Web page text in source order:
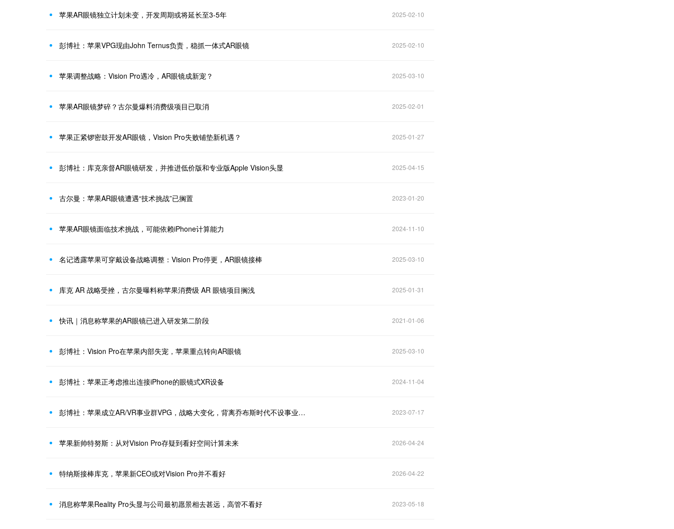
苹果AR眼镜独立计划未变，开发周期或将延长至3-5年 2025-02-10
彭博社：苹果VPG现由John Ternus负责，稳抓一体式AR眼镜 2025-02-10
苹果调整战略：Vision Pro遇冷，AR眼镜成新宠？ 2025-03-10
苹果AR眼镜梦碎？古尔曼爆料消费级项目已取消 2025-02-01
苹果正紧锣密鼓开发AR眼镜，Vision Pro失败铺垫新机遇？ 2025-01-27
彭博社：库克亲督AR眼镜研发，并推进低价版和专业版Apple Vision头显 2025-04-15
古尔曼：苹果AR眼镜遭遇“技术挑战”已搁置 2023-01-20
苹果AR眼镜面临技术挑战，可能依赖iPhone计算能力 2024-11-10
名记透露苹果可穿戴设备战略调整：Vision Pro停更，AR眼镜接棒 2025-03-10
库克 AR 战略受挫，古尔曼曝料称苹果消费级 AR 眼镜项目搁浅 2025-01-31
快讯｜消息称苹果的AR眼镜已进入研发第二阶段 2021-01-06
彭博社：Vision Pro在苹果内部失宠，苹果重点转向AR眼镜 2025-03-10
彭博社：苹果正考虑推出连接iPhone的眼镜式XR设备 2024-11-04
彭博社：苹果成立AR/VR事业群VPG，战略大变化，背离乔布斯时代不设事业群策略 2023-07-17
苹果新帅特努斯：从对Vision Pro存疑到看好空间计算未来 2026-04-24
特纳斯接棒库克，苹果新CEO或对Vision Pro并不看好 2026-04-22
消息称苹果Reality Pro头显与公司最初愿景相去甚远，高管不看好 2023-05-18